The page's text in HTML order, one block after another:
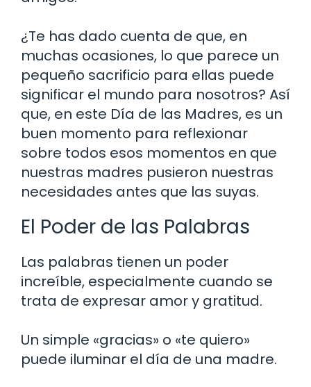
¿Te has dado cuenta de que, en
muchas ocasiones, lo que parece un
pequeño sacrificio para ellas puede
significar el mundo para nosotros? Así
que, en este Día de las Madres, es un
buen momento para reflexionar
sobre todos esos momentos en que
nuestras madres pusieron nuestras
necesidades antes que las suyas.
El Poder de las Palabras
Las palabras tienen un poder
increíble, especialmente cuando se
trata de expresar amor y gratitud.
Un simple «gracias» o «te quiero»
puede iluminar el día de una madre.